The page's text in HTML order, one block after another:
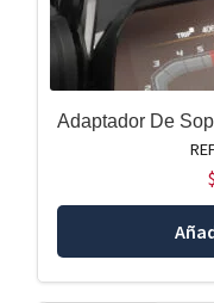
Adaptador De
$